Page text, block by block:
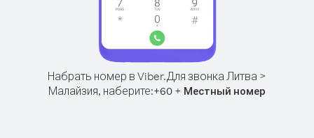
Набрать номер в Viber.Для звонка Литва >
Малайзия, наберите:+60 + Местный номер